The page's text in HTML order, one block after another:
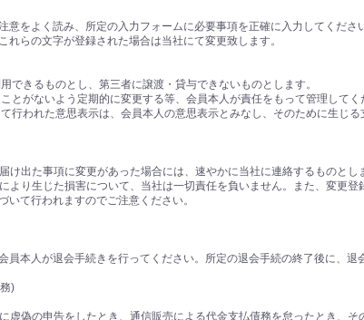
意をよく読み、所定の入力フォームに必要事項を正確に入力してくだ
れらの文字が登録された場合は当社にて変更致します。
できるものとし、第三者に譲渡・貸与できないものとします。
とがないよう定期的に変更する等、会員本人が責任をもって管理してく
行われた意思表示は、会員本人の意思表示とみなし、そのために生じる
け出た事項に変更があった場合には、速やかに当社に連絡するものとし
より生じた損害について、当社は一切責任を負いません。また、変更
いて行われますのでご注意ください。
員本人が退会手続きを行ってください。所定の退会手続の終了後に、退
)
虚偽の申告をしたとき、通信販売による代金支払債務を怠ったとき、そ